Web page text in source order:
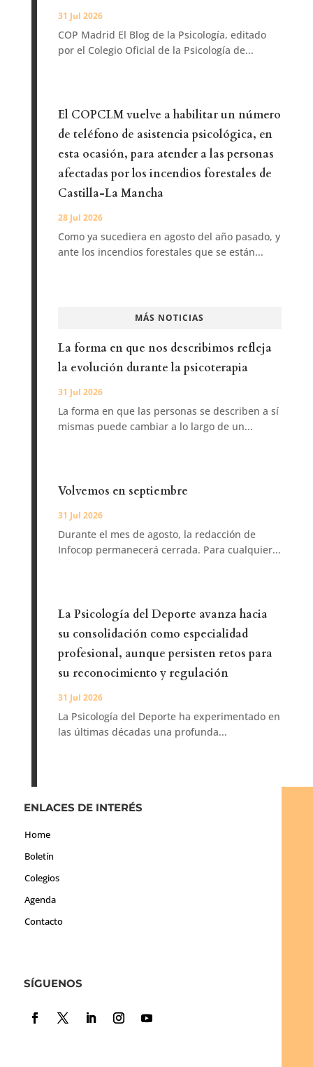
31 Jul 2026
COP Madrid El Blog de la Psicología, editado
por el Colegio Oficial de la Psicología de...
El COPCLM vuelve a habilitar un número
de teléfono de asistencia psicológica, en
esta ocasión, para atender a las personas
afectadas por los incendios forestales de
Castilla-La Mancha
28 Jul 2026
Como ya sucediera en agosto del año pasado, y
ante los incendios forestales que se están...
MÁS NOTICIAS
La forma en que nos describimos refleja
la evolución durante la psicoterapia
31 Jul 2026
La forma en que las personas se describen a sí
mismas puede cambiar a lo largo de un...
Volvemos en septiembre
31 Jul 2026
Durante el mes de agosto, la redacción de
Infocop permanecerá cerrada. Para cualquier...
La Psicología del Deporte avanza hacia
su consolidación como especialidad
profesional, aunque persisten retos para
su reconocimiento y regulación
31 Jul 2026
La Psicología del Deporte ha experimentado en
las últimas décadas una profunda...
ENLACES DE INTERÉS
Home
Boletín
Colegios
Agenda
Contacto
SÍGUENOS